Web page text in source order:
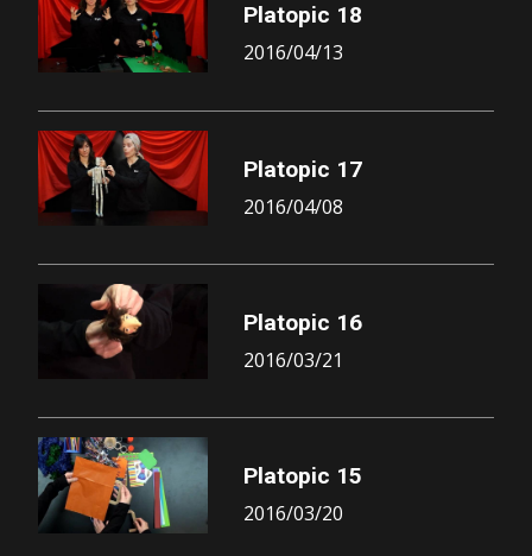
Platopic 18
2016/04/13
Platopic 17
2016/04/08
Platopic 16
2016/03/21
Platopic 15
2016/03/20